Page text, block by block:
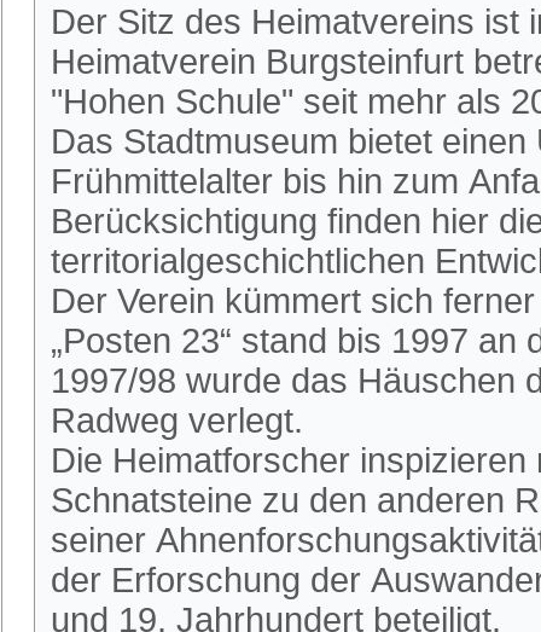
Der Sitz des Heimatvereins ist
Heimatverein Burgsteinfurt
"Hohen Schule" seit mehr als
Das Stadtmuseum bietet
Frühmittelalter bis hin zum
Berücksichtigung finden hier
territorialgeschichtlichen
Der Verein kümmert sich
„Posten 23“ stand bis 1997
1997/98 wurde das Häuschen
Radweg verlegt.
Die Heimatforscher
Schnatsteine zu den anderen
seiner
der Erforschung der
und 19. Jahrhundert beteiligt.